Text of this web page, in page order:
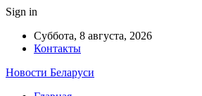
Sign in
Суббота, 8 августа, 2026
Контакты
Новости Беларуси